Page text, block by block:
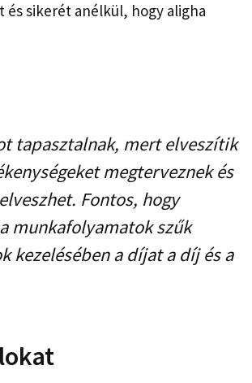
sikerét anélkül, hogy aligha
tapasztalnak, mert elveszítik
megterveznek és
Fontos, hogy
munkafolyamatok szűk
kezelésében a díjat a díj és a